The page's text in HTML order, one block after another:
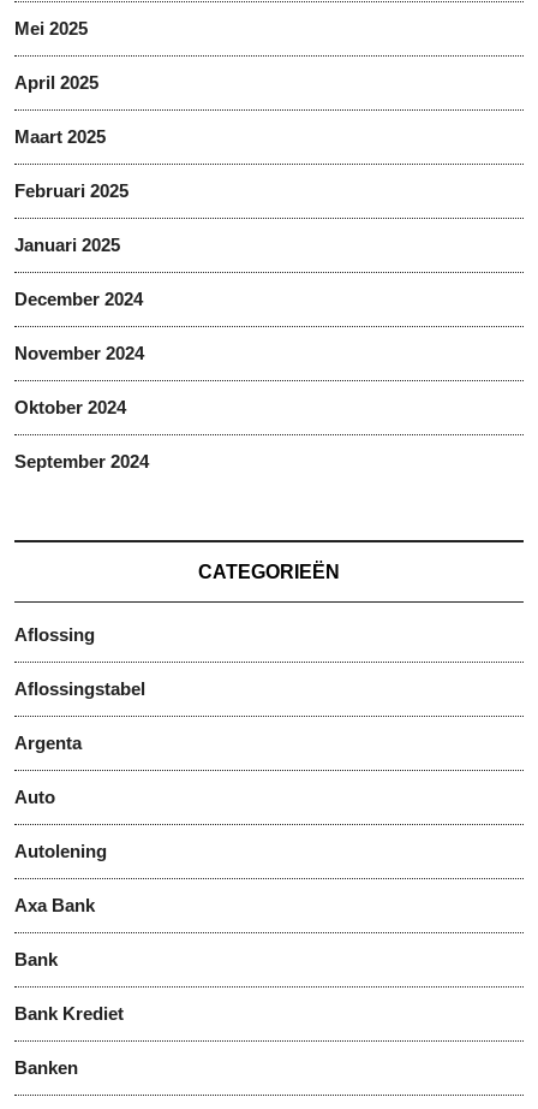
Mei 2025
April 2025
Maart 2025
Februari 2025
Januari 2025
December 2024
November 2024
Oktober 2024
September 2024
CATEGORIEËN
Aflossing
Aflossingstabel
Argenta
Auto
Autolening
Axa Bank
Bank
Bank Krediet
Banken